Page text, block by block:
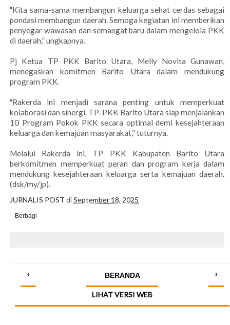
"Kita sama-sama membangun keluarga sehat cerdas sebagai
pondasi membangun daerah. Semoga kegiatan ini memberikan
penyegar wawasan dan semangat baru dalam mengelola PKK
di daerah,” ungkapnya.
Pj Ketua TP PKK Barito Utara, Melly Novita Gunawan,
menegaskan komitmen Barito Utara dalam mendukung
program PKK.
"Rakerda ini menjadi sarana penting untuk memperkuat
kolaborasi dan sinergi. TP-PKK Barito Utara siap menjalankan
10 Program Pokok PKK secara optimal demi kesejahteraan
keluarga dan kemajuan masyarakat,” tuturnya.
Melalui Rakerda ini, TP PKK Kabupaten Barito Utara
berkomitmen memperkuat peran dan program kerja dalam
mendukung kesejahteraan keluarga serta kemajuan daerah.
(dsk/my/jp).
JURNALIS POST diSeptember 18, 2025
Berbagi
‹ ›
BERANDA
LIHAT VERSI WEB